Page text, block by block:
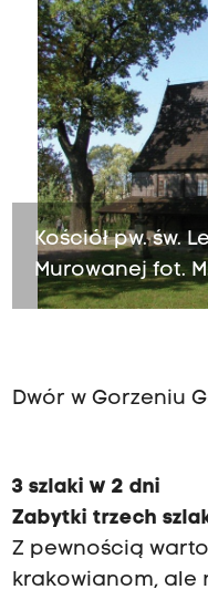
Kościół pw. św.
Murowanej fot.
Dwór w Gorzeniu
3 szlaki w 2 dni
Zabytki trzech
Z pewnością
krakowianom, ale